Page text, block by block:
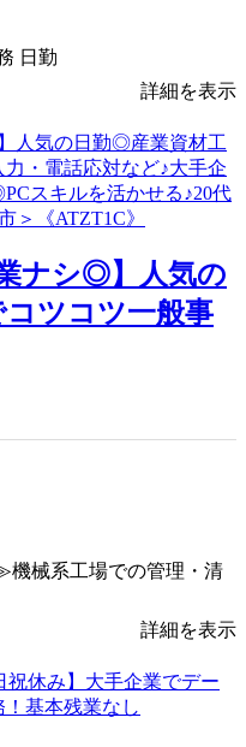
日勤
詳細を表示
ナシ◎】人気の
ツコツ一般事
械系工場での管理・清
詳細を表示